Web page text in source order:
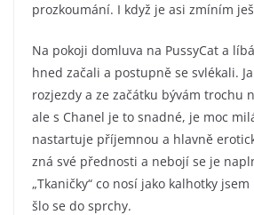
prozkoumání. I když je asi zmíním
Na pokoji domluva na PussyCat a
hned začali a postupně se svlékali.
rozjezdy a ze začátku bývám trochu
ale s Chanel je to snadné, je moc
nastartuje příjemnou a hlavně
zná své přednosti a nebojí se je
„Tkaničky“ co nosí jako kalhotky
šlo se do sprchy.